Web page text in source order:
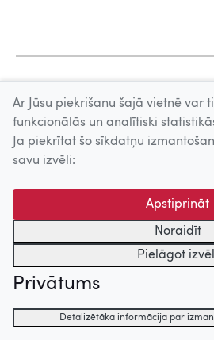
centrs. Sadarbības partneris: Latvijas
kinofotofonodokumentu arhīvs.
Ar Jūsu piekrišanu šajā vietnē var
funkcionālās un analītiski
Ja piekrītat šo sīkdatņu
savu izvēli:
Apstiprināt
Noraidīt
Pielāgot
Privātums
Detalizētāka informācija par